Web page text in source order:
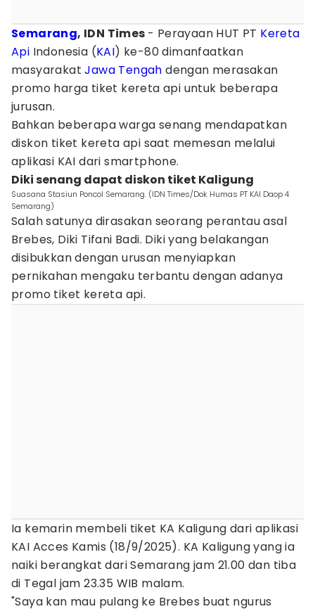
Semarang, IDN Times - Perayaan HUT PT Kereta
Api Indonesia (KAI) ke-80 dimanfaatkan
masyarakatJawa Tengah dengan merasakan
promo harga tiket kereta api untuk beberapa
jurusan.
Bahkan beberapa warga senang mendapatkan
diskon tiket kereta api saat memesan melalui
aplikasi KAI dari smartphone.
Diki senang dapat diskon tiket Kaligung
Suasana Stasiun Poncol Semarang. (IDN Times/Dok Humas PT KAI Daop 4
Semarang)
Salah satunya dirasakan seorang perantau asal
Brebes, Diki Tifani Badi. Diki yang belakangan
disibukkan dengan urusan menyiapkan
pernikahan mengaku terbantu dengan adanya
promo tiket kereta api.
Ia kemarin membeli tiket KA Kaligung dari aplikasi
KAI Acces Kamis (18/9/2025). KA Kaligung yang ia
naiki berangkat dari Semarang jam 21.00 dan tiba
di Tegal jam 23.35 WIB malam.
"Saya kan mau pulang ke Brebes buat ngurus